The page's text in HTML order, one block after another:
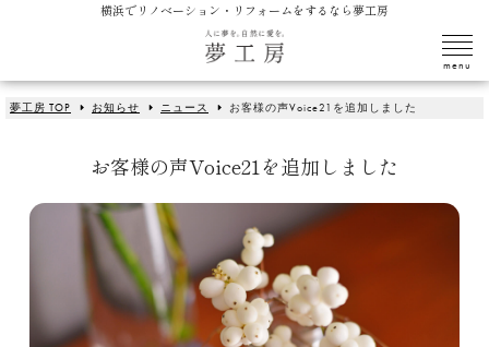
横浜でリノベーション・リフォームをするなら夢工房
夢工房 TOP お知らせ ニュース お客様の声Voice21を追加しました
お客様の声Voice21を追加しました